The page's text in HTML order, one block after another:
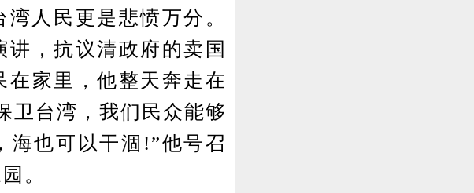
人民更是悲愤万分。
，抗议清政府的卖国
家里，他整天奔走在
卫台湾，我们民众能够
海也可以干涸!”他号召
。